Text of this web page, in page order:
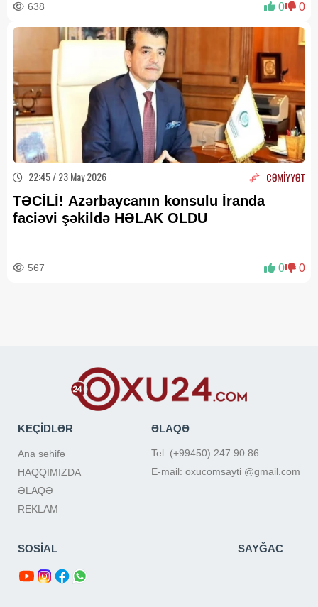
638 0 0
22:45 / 23 May 2026 CƏMİYYƏT
TƏCİLİ! Azərbaycanın konsulu İranda
faciəvi şəkildə HƏLAK OLDU
567 0 0
KEÇİDLƏR
Ana səhifə
HAQQIMIZDA
ƏLAQƏ
REKLAM
ƏLAQƏ
Tel: (+99450) 247 90 86
E-mail: oxucomsayti @gmail.com
SOSİAL SAYĞAC